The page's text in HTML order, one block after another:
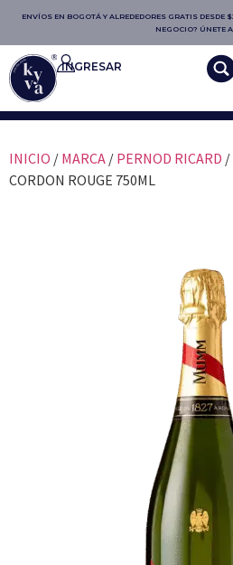
ENVÍOS EN BOGOTÁ Y ALREDEDORES GRATIS DESDE
NEGOCIO? ÚNETE
INGRESAR
INICIO / MARCA / PERNOD RICARD /
CORDON ROUGE 750ML